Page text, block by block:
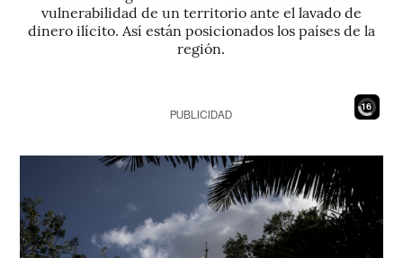
vulnerabilidad de un territorio ante el lavado de
dinero ilícito. Así están posicionados los países de la
región.
14
PUBLICIDAD